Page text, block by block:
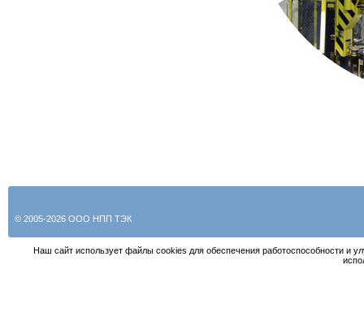
© 2005-2026 ООО НПП ТЭК
Наш сайт использует файлы cookies для обеспечения работоспособности и